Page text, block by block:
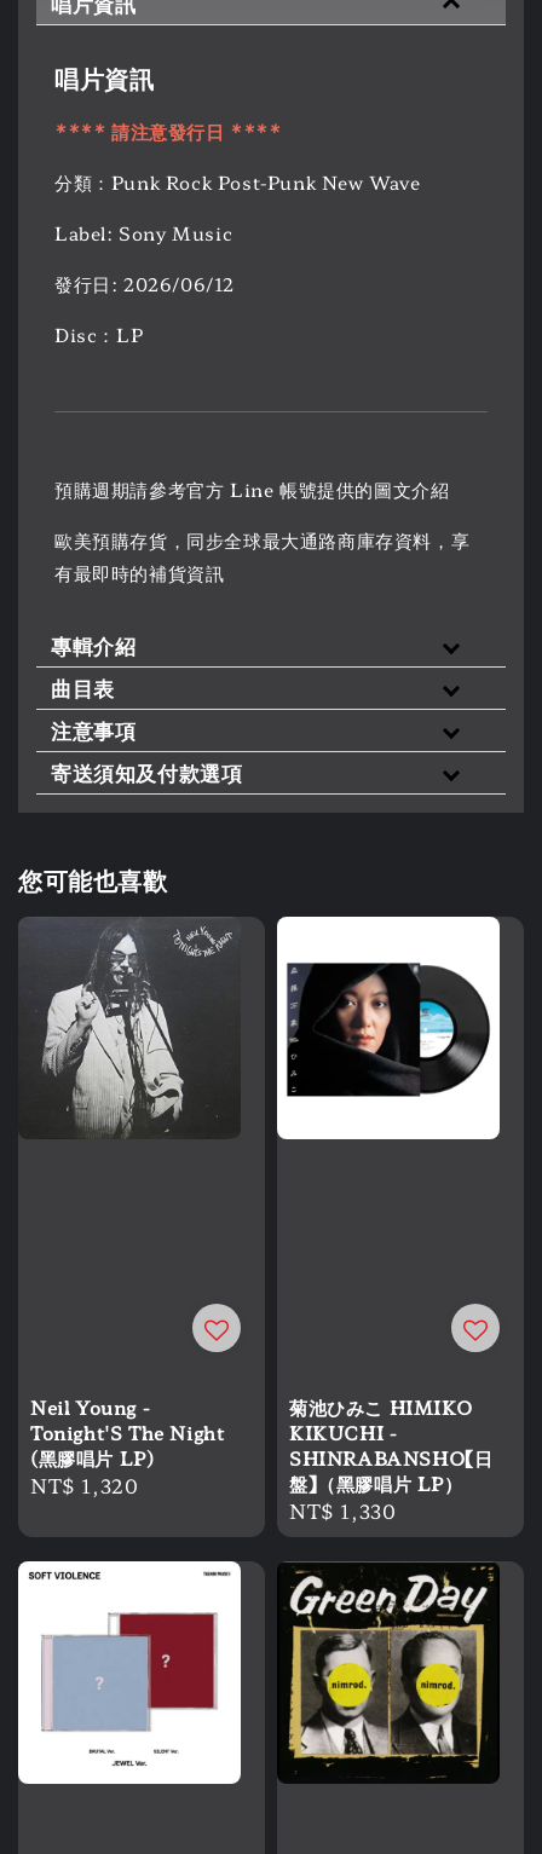
唱片資訊
**** 請注意發行日 ****
分類：Punk Rock Post-Punk New Wave
Label: Sony Music
發行日: 2026/06/12
Disc：LP
預購週期請參考官方 Line 帳號提供的圖文介紹
歐美預購存貨，同步全球最大通路商庫存資料，享
有最即時的補貨資訊
專輯介紹
曲目表
注意事項
寄送須知及付款選項
您可能也喜歡
Neil Young -
Tonight'S The Night
(黑膠唱片 LP)
Regular
NT$ 1,320
菊池ひみこ HIMIKO
KIKUCHI -
SHINRABANSHO【日
盤】（黑膠唱片 LP）
Regular
price
NT$ 1,330